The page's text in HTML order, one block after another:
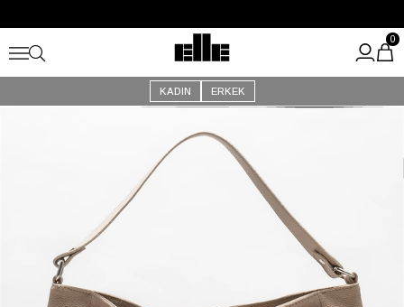
Kargo Ücretsiz!
KADIN ERKEK
0